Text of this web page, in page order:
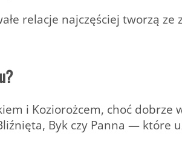
relacje najczęściej tworzą
i Koziorożcem, choć dobrze
Byk czy Panna — które